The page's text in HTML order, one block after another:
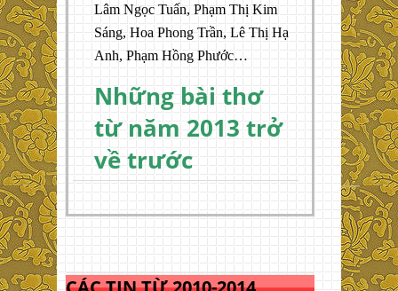
Lâm Ngọc Tuấn, Phạm Thị Kim
Sáng, Hoa Phong Trần, Lê Thị Hạ
Anh, Phạm Hồng Phước…
Những bài thơ
từ năm 2013 trở
về trước